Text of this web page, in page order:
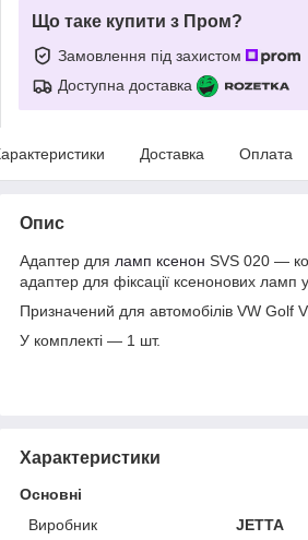
Що таке купити з Пром?
Замовлення під захистом
Доступна доставка
Доставка Оплата
Опис
Адаптер для ламп ксенон SVS 020 —
адаптер для фіксації ксенонових ламп
Призначений для автомобілів VW Golf
У комплекті — 1 шт.
Характеристики
Основні
Виробник
JETTA